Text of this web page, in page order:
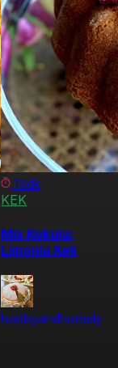
15dk
KEK
Mis Kokulu:
Limonlu Kek
hobbyandhomely